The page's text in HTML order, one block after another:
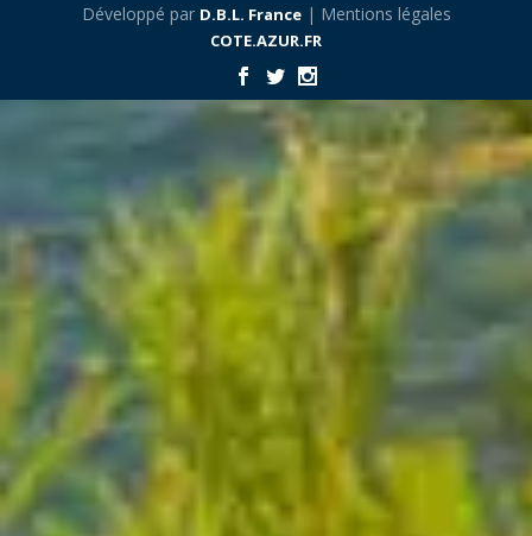
Développé par D.B.L. France| Mentions légales
COTE.AZUR.FR